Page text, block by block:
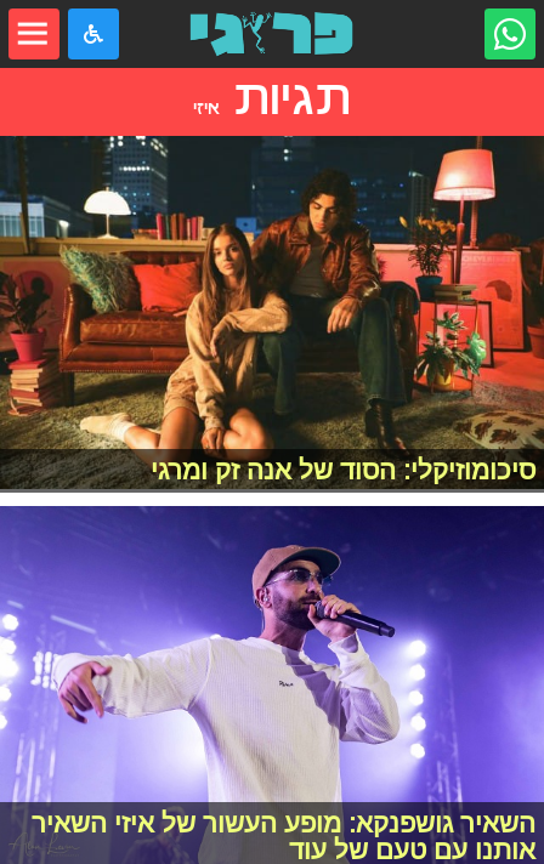
תגיות איזי
סיכומוזיקלי: הסוד של אנה זק ומרגי
השאיר גושפנקא: מופע העשור של איזי השאיר
אותנו עם טעם של עוד